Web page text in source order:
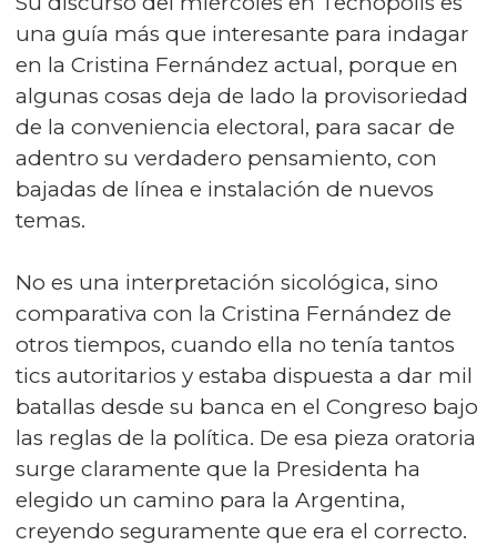
una guía más que interesante para indagar
en la Cristina Fernández actual, porque en
algunas cosas deja de lado la provisoriedad
de la conveniencia electoral, para sacar de
adentro su verdadero pensamiento, con
bajadas de línea e instalación de nuevos
temas.
No es una interpretación sicológica, sino
comparativa con la Cristina Fernández de
otros tiempos, cuando ella no tenía tantos
tics autoritarios y estaba dispuesta a dar mil
batallas desde su banca en el Congreso bajo
las reglas de la política. De esa pieza oratoria
surge claramente que la Presidenta ha
elegido un camino para la Argentina,
creyendo seguramente que era el correcto.